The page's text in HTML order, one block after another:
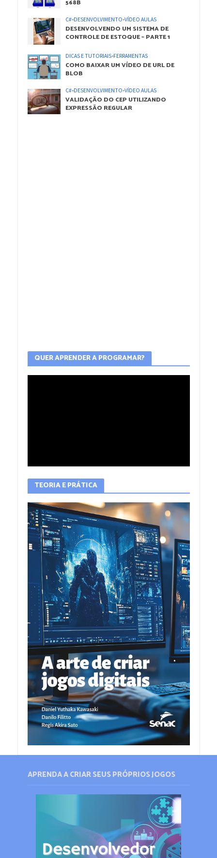
568B
C#•DESENVOLVIMENTO•VÍDEO AULAS
DESENVOLVENDO UM SISTEMA DE
CONTROLE DE ESTOQUE – PARTE 1
DICAS E TUTORIAIS•FERRAMENTAS
COMO BAIXAR UM VÍDEO DE URL DE
BLOB
C#•DESENVOLVIMENTO•VÍDEO AULAS
VALIDAÇÃO DO CEP UTILIZANDO
EXPRESSÃO REGULAR
QUER APRENDER A PROGRAMAR?
TEORIA E PRÁTICA
APRENDA A CRIAR SEUS PRÓPRIOS JOGOS